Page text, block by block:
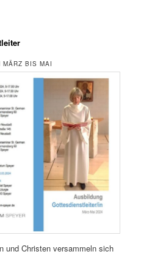
BIS MAI
und Christen versammeln sich